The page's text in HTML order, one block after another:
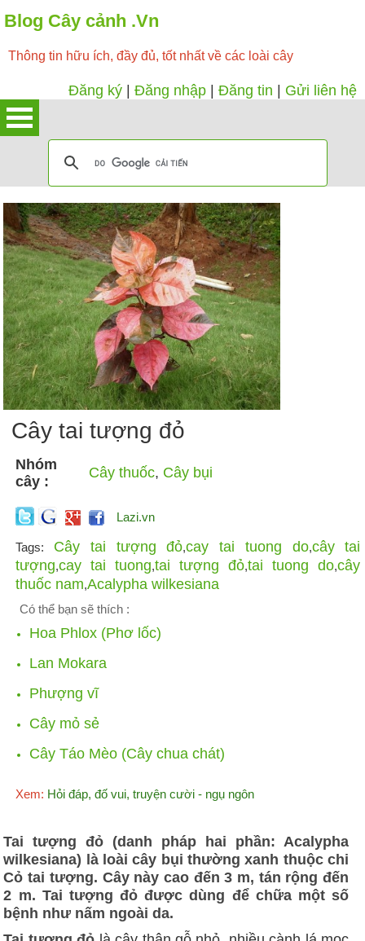
Blog Cây cảnh .Vn
Thông tin hữu ích, đầy đủ, tốt nhất về các loài cây
Đăng ký Đăng nhập Đăng tin Gửi liên hệ
Cây tai tượng đỏ
Nhóm
cây :
Cây thuốc, Cây bụi
Lazi.vn
Tags: Cây tai tượng đỏ,cay tai tuong do,cây tai
tượng,cay tai tuong,tai tượng đỏ,tai tuong do,cây
thuốc nam,Acalypha wilkesiana
Có thể bạn sẽ thích :
Hoa Phlox (Phơ lốc)
Lan Mokara
Phượng vĩ
Cây mỏ sẻ
Cây Táo Mèo (Cây chua chát)
Xem: Hỏi đáp, đố vui, truyện cười - ngụ ngôn
Tai tượng đỏ (danh pháp hai phần: Acalypha
wilkesiana) là loài cây bụi thường xanh thuộc chi
Cỏ tai tượng. Cây này cao đến 3 m, tán rộng đến
2 m. Tai tượng đỏ được dùng để chữa một số
bệnh như nấm ngoài da.